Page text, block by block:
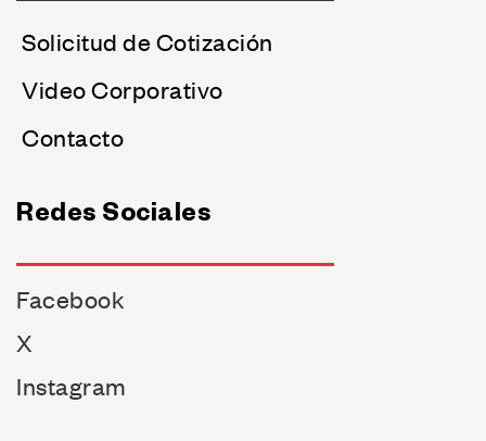
Solicitud de Cotización
Video Corporativo
Contacto
Redes Sociales
Facebook
X
Instagram